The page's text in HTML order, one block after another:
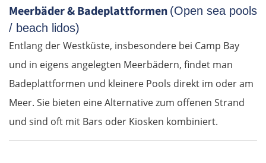
Meerbäder & Badeplattformen (Open sea pools
/ beach lidos)
Entlang der Westküste, insbesondere bei Camp Bay
und in eigens angelegten Meerbädern, findet man
Badeplattformen und kleinere Pools direkt im oder am
Meer. Sie bieten eine Alternative zum offenen Strand
und sind oft mit Bars oder Kiosken kombiniert.
Slowakei
Bratislava
Trnava
Nové Zámky